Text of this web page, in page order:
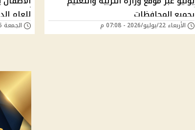
بجميع المحافظات
الأربعاء 22/يوليو/2026 - 07:08 م
للعام
الجمعة 05/يونيو/2026 - 06:57 م